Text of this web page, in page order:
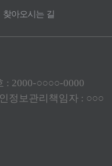
찾아오시는 길
: 2000-○○○○-0000
정보관리책임자 : ○○○